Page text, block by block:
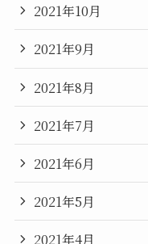
2021年10月
2021年9月
2021年8月
2021年7月
2021年6月
2021年5月
2021年4月